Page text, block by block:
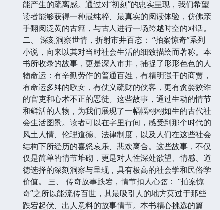
能产生的疏离感。通过对“初刻”的忠实呈现，我们希望
读者能够获得一种最纯粹、最真实的阅读体验，仿佛亲
手翻阅泛黄的古籍，与古人进行一场跨越时空的对话。
二、 深刻洞察世情，折射市井百态： “拍案惊奇”系列
小说，向来以其对当时社会生活的细致描绘而著称。本
书所收录的故事，更是深入市井，捕捉了形形色色的人
物命运：有辛勤劳作的普通百姓，有精明强干的商贾，
有命运多舛的歌女，有仗义疏财的侠客，更有贪婪狡诈
的官吏和心术不正的恶徒。这些故事，通过生动的情节
和鲜活的人物，为我们展现了一幅幅栩栩如生的古代社
会生活图景。读者可以在字里行间，感受到那个时代的
风土人情、伦理道德、法律制度，以及人们在这些社会
结构下所经历的喜怒哀乐、悲欢离合。这些故事，不仅
仅是简单的情节堆砌，更是对人性深处欲望、情感、道
德选择的深刻洞察与呈现，具有极高的社会学和民俗学
价值。 三、 传奇故事跌宕，情节扣人心弦： “拍案惊
奇”之所以能流传百世，其最吸引人的地方莫过于那些
跌宕起伏、出人意料的故事情节。本书精心挑选的篇